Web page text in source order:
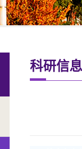
科研信息